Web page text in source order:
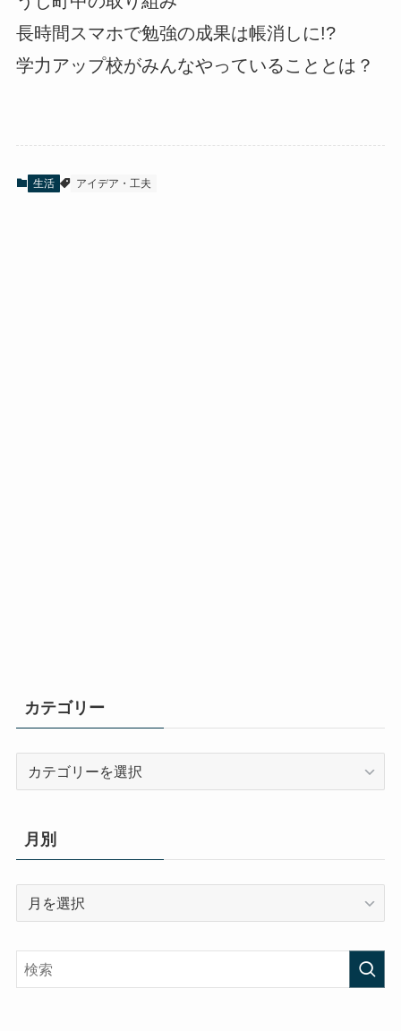
長時間スマホで勉強の成果は帳消しに!?
学力アップ校がみんなやっていることとは？
生活 アイデア・工夫
カテゴリー
リ
ー
月別